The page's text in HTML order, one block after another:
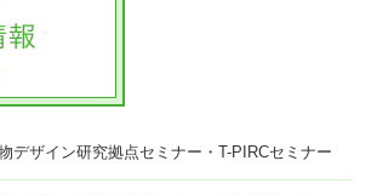
デザイン研究拠点セミナー・T-PIRCセミナー